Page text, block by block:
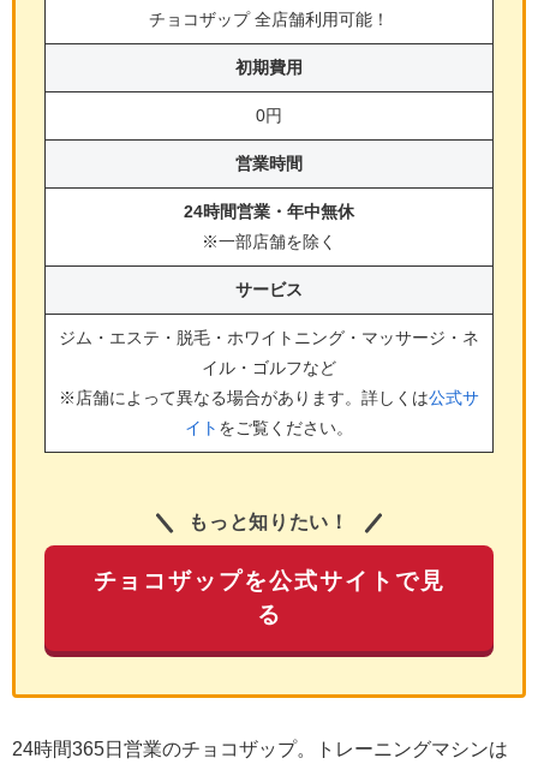
チョコザップ 全店舗利用可能！
初期費用
0円
営業時間
24時間営業・年中無休
※一部店舗を除く
サービス
ジム・エステ・脱毛・ホワイトニング・マッサージ・ネ
イル・ゴルフなど
※店舗によって異なる場合があります。詳しくは公式サ
イト をご覧ください。
もっと知りたい！
チョコザップを公式サイトで見
る
24時間365日営業のチョコザップ。トレーニングマシンは